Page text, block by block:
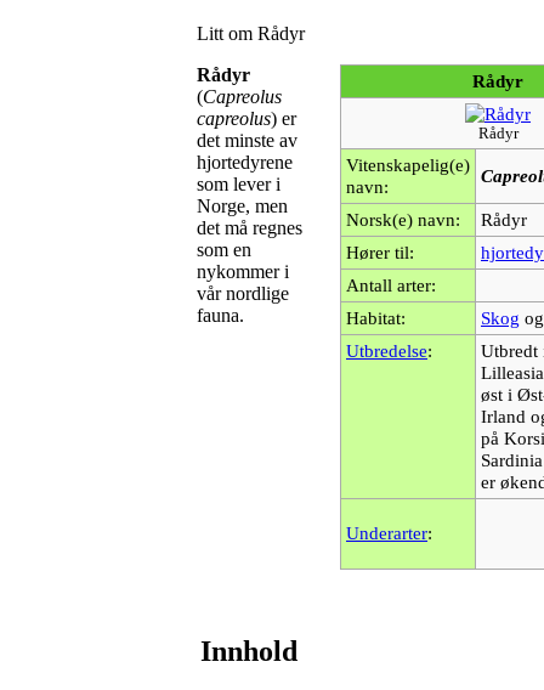
Litt om Rådyr
Rådyr
Rådyr
Vitenskapelig(e)
navn:
Norsk(e) navn:
Rådyr
Hører til:
Antall arter:
Habitat:
Skog
Utbredelse:
Utbredt
øst i
Irland
på
er
Underarter:
Rådyr
(Capreolus
capreolus) er
det minste av
hjortedyrene
som lever i
Norge, men
det må regnes
som en
nykommer i
vår nordlige
fauna.
Innhold